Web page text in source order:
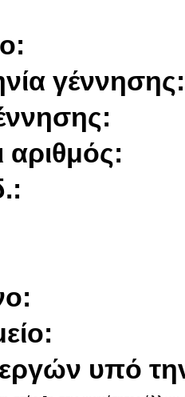
γέννησης:
αριθμός:
υπό την